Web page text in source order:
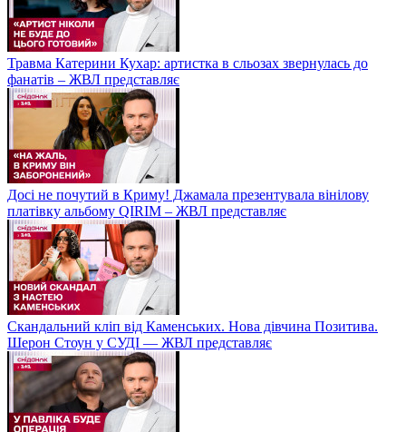
Травма Катерини Кухар: артистка в сльозах звернулась до
фанатів – ЖВЛ представляє
Досі не почутий в Криму! Джамала презентувала вінілову
платівку альбому QIRIM – ЖВЛ представляє
Скандальний кліп від Каменських. Нова дівчина Позитива.
Шерон Стоун у СУДІ — ЖВЛ представляє